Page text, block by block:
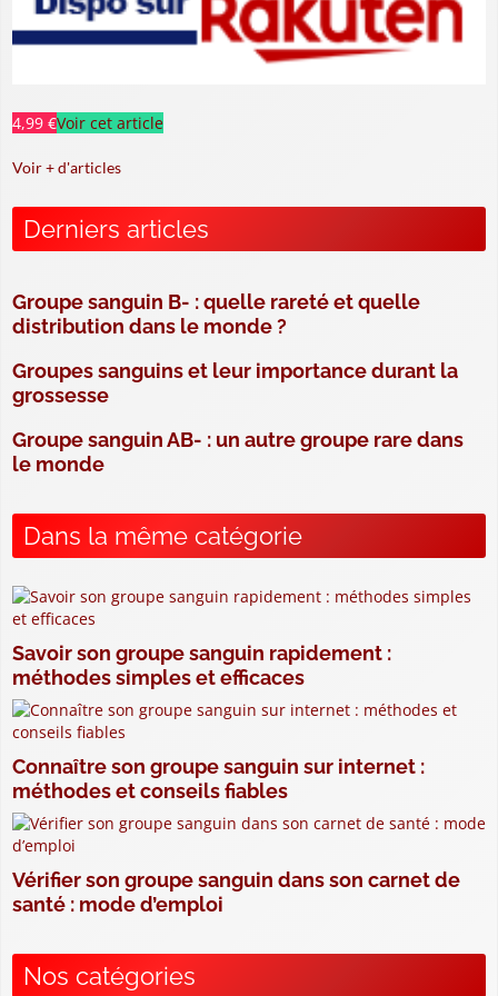
4,99 €Voir cet article
Voir + d'articles
Derniers articles
Groupe sanguin B- : quelle rareté et quelle
distribution dans le monde ?
Groupes sanguins et leur importance durant la
grossesse
Groupe sanguin AB- : un autre groupe rare dans
le monde
Dans la même catégorie
Savoir son groupe sanguin rapidement :
méthodes simples et efficaces
Connaître son groupe sanguin sur internet :
méthodes et conseils fiables
Vérifier son groupe sanguin dans son carnet de
santé : mode d’emploi
Nos catégories